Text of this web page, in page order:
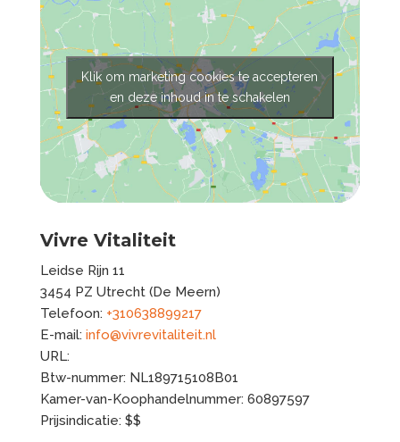
Klik om marketing cookies te accepteren
en deze inhoud in te schakelen
Vivre Vitaliteit
Leidse Rijn 11
3454 PZ Utrecht (De Meern)
Telefoon: +310638899217
E-mail: info@vivrevitaliteit.nl
URL:
Btw-nummer: NL189715108B01
Kamer-van-Koophandelnummer: 60897597
Prijsindicatie: $$